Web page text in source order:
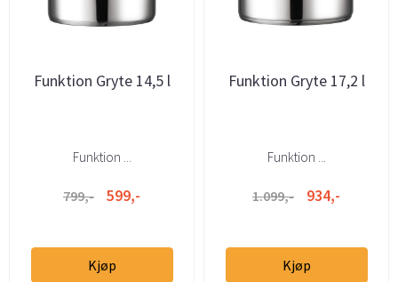
Funktion Gryte 14,5 l
Funktion ...
799,- 599,-
Kjøp
Funktion Gryte 17,2 l
Funktion ...
1.099,- 934,-
Kjøp